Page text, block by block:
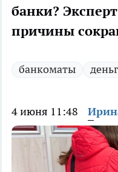
банки?
причины
банкоматы
4 июня 11:48